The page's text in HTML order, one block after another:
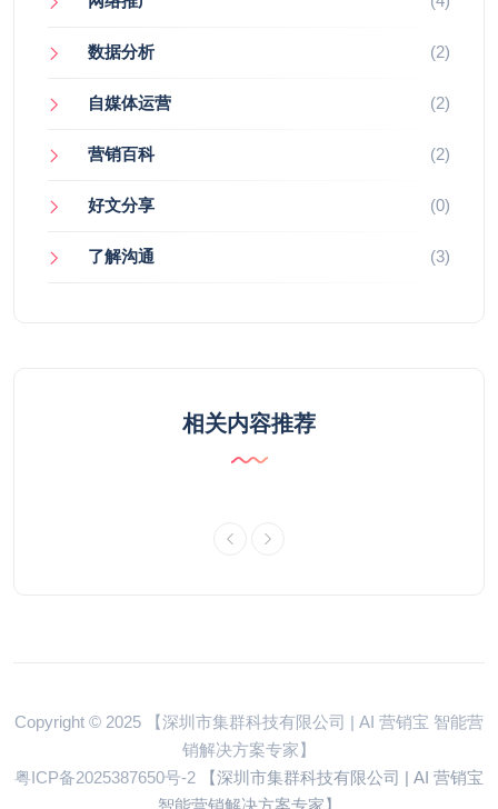
数据分析 (2)
自媒体运营 (2)
营销百科 (2)
好文分享 (0)
了解沟通 (3)
相关内容推荐
Copyright © 2025 【深圳市集群科技有限公司 | AI 营销宝 智能营
销解决方案专家】
粤ICP备2025387650号-2 【深圳市集群科技有限公司 | AI 营销宝
智能营销解决方案专家】